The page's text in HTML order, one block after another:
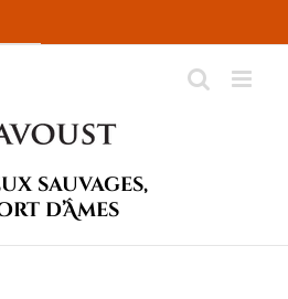
sauvages,
d’Âmes